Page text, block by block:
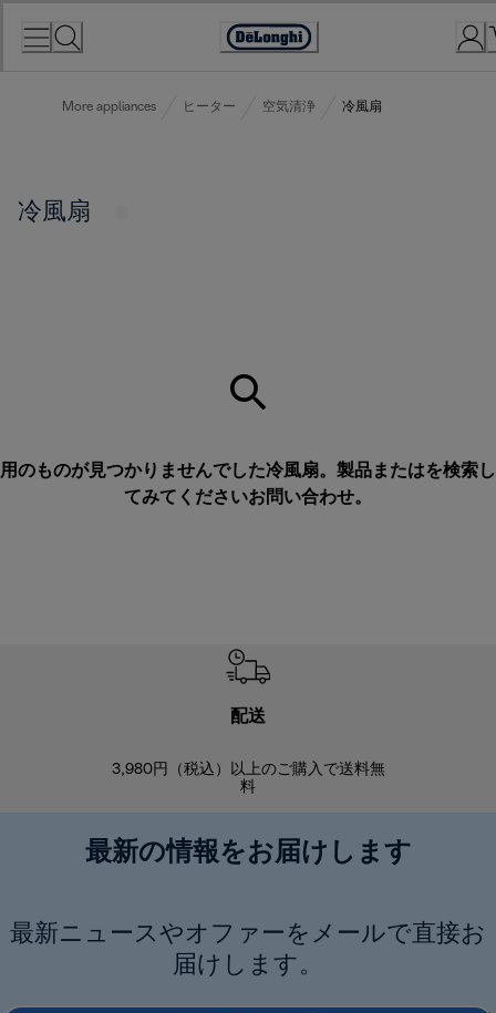
Accessibility
More appliances ヒーター 空気清浄 冷風扇
冷風扇
用のものが見つかりませんでした冷風扇。製品またはを検索し
てみてくださいお問い合わせ。
配送
3,980円（税込）以上のご購入で送料無
料
最新の情報をお届けします
最新ニュースやオファーをメールで直接お
届けします。